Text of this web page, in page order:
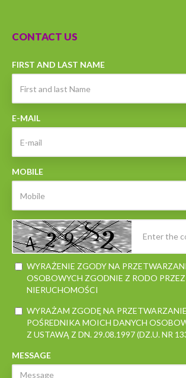
CONTACT US
FIRST AND LAST NAME
E-MAIL
MOBILE
WYRAŻENIE ZGODY NA
OSOBOWYCH ZGODNIE Z RODO
NIERUCHOMOŚCI
WYRAŻAM ZGODĘ NA
POŚREDNIKA MOICH DANYCH
Z USTAWĄ Z DN. 29.08.1997 (DZ.U. NR
MESSAGE